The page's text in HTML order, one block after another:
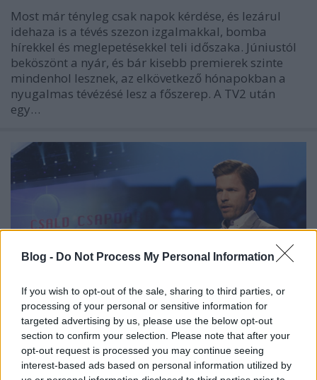
Blog - Do Not Process My Personal Information
If you wish to opt-out of the sale, sharing to third parties, or
processing of your personal or sensitive information for
targeted advertising by us, please use the below opt-out
section to confirm your selection. Please note that after your
opt-out request is processed you may continue seeing
interest-based ads based on personal information utilized by
Most már tényleg csak napok kérdése, és lezárul
idehaza is a tévés szezon izgalmakkal, bomba
hírekkel és meglepetésekkel teli időszaka. Júniustól
beköszönt a nyár, és bár kisebb premierek szinte
mindenhol lesznek, az elkövetkező hónapokban a
nyugalmas tévézésé lesz a főszerep. A TV2 után
egy…
Sebestyén Balázs vetélkedőjén